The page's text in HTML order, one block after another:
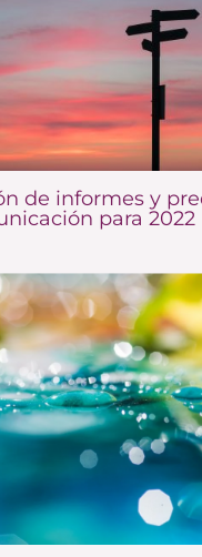
de informes y
para 2022